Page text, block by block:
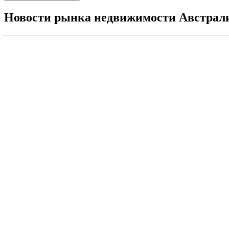
Новости рынка недвижимости